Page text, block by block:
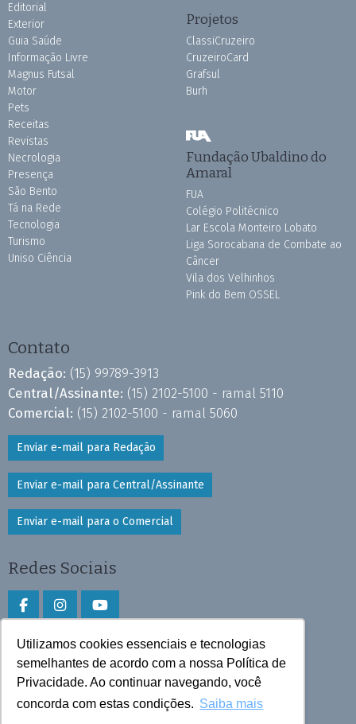
Utilizamos cookies essenciais e tecnologias
semelhantes de acordo com a nossa Política de
Privacidade. Ao continuar navegando, você
concorda com estas condições. Saiba mais
Editorial
Exterior
Guia Saúde
Informação Livre
Magnus Futsal
Motor
Pets
Receitas
Revistas
Necrologia
Presença
São Bento
Tá na Rede
Tecnologia
Turismo
Uniso Ciência
Projetos
ClassiCruzeiro
CruzeiroCard
Grafsul
Burh
Fundação Ubaldino do
Amaral
FUA
Colégio Politécnico
Lar Escola Monteiro Lobato
Liga Sorocabana de Combate ao
Câncer
Vila dos Velhinhos
Pink do Bem OSSEL
Contato
Redação: (15) 99789-3913
Central/Assinante: (15) 2102-5100 - ramal 5110
Comercial: (15) 2102-5100 - ramal 5060
Enviar e-mail para Redação
Enviar e-mail para Central/Assinante
Enviar e-mail para o Comercial
Redes Sociais
Faça download do aplicativo
Play Store e App Store